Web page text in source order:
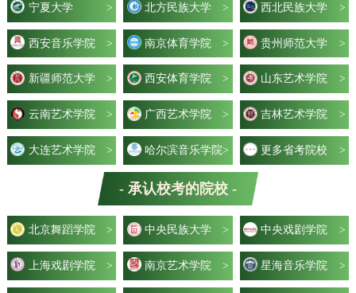
宁夏大学 > 北方民族大学 > 西北民族大学 >
西安音乐学院 > 南京体育学院 > 贵州师范大学 >
新疆师范大学 > 西安体育学院 > 山东艺术学院 >
云南艺术学院 > 广西艺术学院 > 吉林艺术学院 >
大连艺术学院 > 哈尔滨音乐学院> 更多省考院校 >
- 承认校考的院校 -
北京舞蹈学院 > 中央民族大学 > 中央戏剧学院 >
上海戏剧学院 > 南京艺术学院 > 星海音乐学院 >